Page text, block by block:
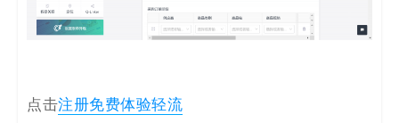
点击注册免费体验轻流